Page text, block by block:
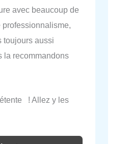
avec beaucoup de
professionnalisme,
toujours aussi
la recommandons
! Allez y les